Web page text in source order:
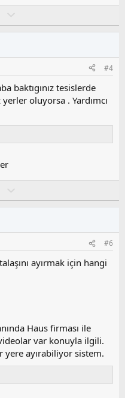
l
s
u
z
o
l
#4
baktıgınız tesislerde
yerler oluyorsa . Yardımcı
l
s
u
z
#6
ayırmak için hangi
Haus firması ile
var konuyla ilgili.
yere ayırabiliyor sistem.